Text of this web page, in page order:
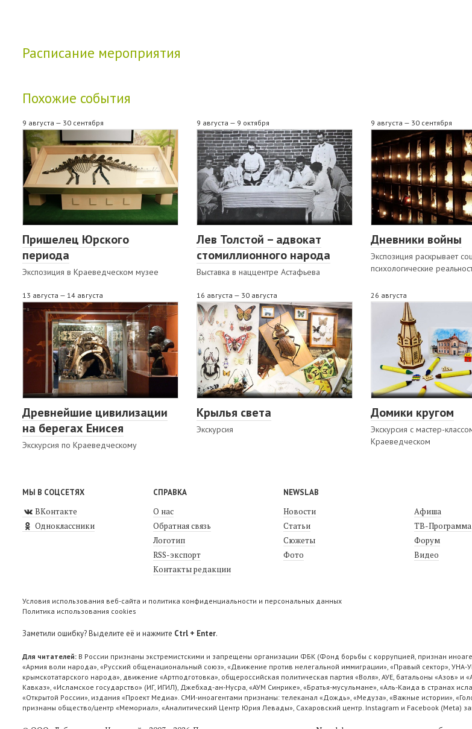
Расписание мероприятия
Похожие события
9 августа — 30 сентября
Пришелец Юрского
периода
Экспозиция в Краеведческом музее
9 августа — 9 октября
Лев Толстой – адвокат
стомиллионного народа
Выставка в наццентре Астафьева
9 августа — 30 сентября
Дневники войны
Экспозиция раскрывает
психологические
13 августа — 14 августа
Древнейшие цивилизации
на берегах Енисея
Экскурсия по Краеведческому
16 августа — 30 августа
Крылья света
Экскурсия
26 августа
Домики кругом
Экскурсия с мастер-
Краеведческом
МЫ В СОЦСЕТЯХ
ВКонтакте
Одноклассники
СПРАВКА
О нас
Обратная связь
Логотип
RSS-экспорт
Контакты редакции
NEWSLAB
Новости
Статьи
Сюжеты
Фото
Афиша
ТВ-Программа
Форум
Видео
Условия использования веб-сайта и политика конфиденциальности и персональных данных
Политика использования cookies
Заметили ошибку? Выделите её и нажмите Ctrl + Enter.
Для читателей: В России признаны экстремистскими и запрещены организации ФБК (Фонд борьбы с коррупцией, признан
«Армия воли народа», «Русский общенациональный союз», «Движение против нелегальной иммиграции», «Правый сектор»,
крымскотатарского народа», движение «Артподготовка», общероссийская политическая партия «Воля», АУЕ, батальоны
Кавказ», «Исламское государство» (ИГ, ИГИЛ), Джебхад-ан-Нусра, «АУМ Синрике», «Братья-мусульмане», «Аль-Каида в странах
«Открытой России», издания «Проект Медиа». СМИ-иноагентами признаны: телеканал «Дождь», «Медуза», «Важные истории»,
признаны общество/центр «Мемориал», «Аналитический Центр Юрия Левады», Сахаровский центр. Instagram и Facebook (Metа)